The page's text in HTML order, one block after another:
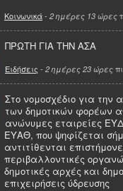
Κοινωνικά- 2 ημέρες 13 ώρες
ΠΡΩΤΗ ΓΙΑ ΤΗΝ ΑΣΑ
Ειδήσεις - 2 ημέρες 23 ώρες
Στο νομοσχέδιο για την
των δημοτικών φορέων
ανώνυμες εταιρείες
ΕΥΑΘ, που ψηφίζεται
αντιτίθενται
περιβαλλοντικές
δημοτικές αρχές και
επιχειρήσεις ύδρευσης